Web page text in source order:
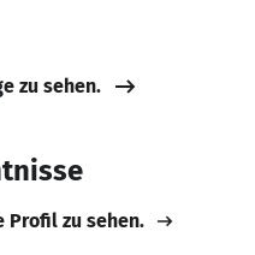
zu sehen.
Profil zu sehen.